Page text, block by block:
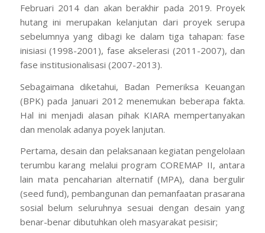
Februari 2014 dan akan berakhir pada 2019. Proyek
hutang ini merupakan kelanjutan dari proyek serupa
sebelumnya yang dibagi ke dalam tiga tahapan: fase
inisiasi (1998-2001), fase akselerasi (2011-2007), dan
fase institusionalisasi (2007-2013).
Sebagaimana diketahui, Badan Pemeriksa Keuangan
(BPK) pada Januari 2012 menemukan beberapa fakta.
Hal ini menjadi alasan pihak KIARA mempertanyakan
dan menolak adanya poyek lanjutan.
Pertama, desain dan pelaksanaan kegiatan pengelolaan
terumbu karang melalui program COREMAP II, antara
lain mata pencaharian alternatif (MPA), dana bergulir
(seed fund), pembangunan dan pemanfaatan prasarana
sosial belum seluruhnya sesuai dengan desain yang
benar-benar dibutuhkan oleh masyarakat pesisir;